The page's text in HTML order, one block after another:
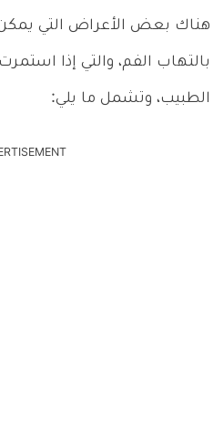
هناك بعض الأعراض التي يمكن
بالتهاب الفم، والتي إذا
الطبيب، وتشمل ما يلي: